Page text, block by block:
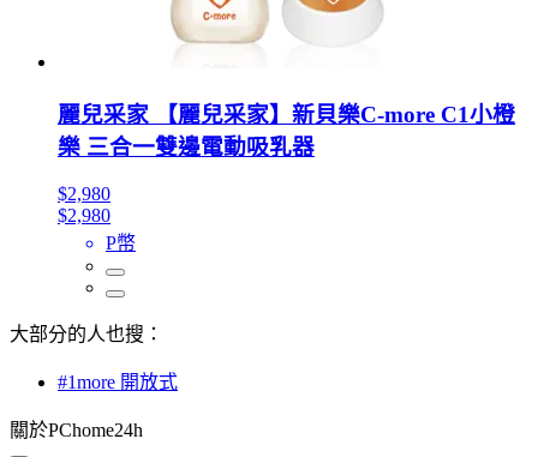
麗兒采家 【麗兒采家】新貝樂C-more C1小橙
樂 三合一雙邊電動吸乳器
$2,980
$2,980
P幣
大部分的人也搜：
#1more 開放式
關於PChome24h